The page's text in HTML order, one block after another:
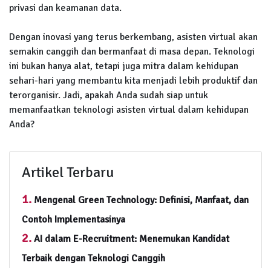
privasi dan keamanan data.
Dengan inovasi yang terus berkembang, asisten virtual akan
semakin canggih dan bermanfaat di masa depan. Teknologi
ini bukan hanya alat, tetapi juga mitra dalam kehidupan
sehari-hari yang membantu kita menjadi lebih produktif dan
terorganisir. Jadi, apakah Anda sudah siap untuk
memanfaatkan teknologi asisten virtual dalam kehidupan
Anda?
Artikel Terbaru
1. Mengenal Green Technology: Definisi, Manfaat, dan
Contoh Implementasinya
2. AI dalam E-Recruitment: Menemukan Kandidat
Terbaik dengan Teknologi Canggih